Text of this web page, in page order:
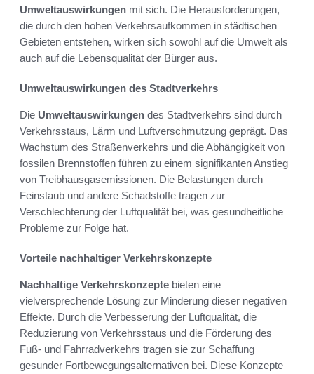
Umweltauswirkungen mit sich. Die Herausforderungen,
die durch den hohen Verkehrsaufkommen in städtischen
Gebieten entstehen, wirken sich sowohl auf die Umwelt als
auch auf die Lebensqualität der Bürger aus.
Umweltauswirkungen des Stadtverkehrs
Die Umweltauswirkungen des Stadtverkehrs sind durch
Verkehrsstaus, Lärm und Luftverschmutzung geprägt. Das
Wachstum des Straßenverkehrs und die Abhängigkeit von
fossilen Brennstoffen führen zu einem signifikanten Anstieg
von Treibhausgasemissionen. Die Belastungen durch
Feinstaub und andere Schadstoffe tragen zur
Verschlechterung der Luftqualität bei, was gesundheitliche
Probleme zur Folge hat.
Vorteile nachhaltiger Verkehrskonzepte
Nachhaltige Verkehrskonzepte bieten eine
vielversprechende Lösung zur Minderung dieser negativen
Effekte. Durch die Verbesserung der Luftqualität, die
Reduzierung von Verkehrsstaus und die Förderung des
Fuß- und Fahrradverkehrs tragen sie zur Schaffung
gesunder Fortbewegungsalternativen bei. Diese Konzepte